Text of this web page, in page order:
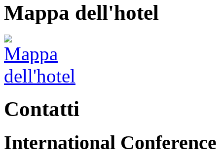
Mappa dell'hotel
Contatti
International